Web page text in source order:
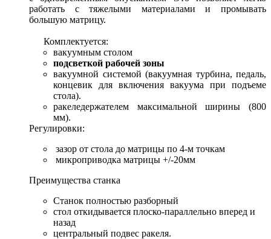
работать с тяжелыми материалами и промывать
большую матрицу.
Комплектуется:
вакуумным столом
подсветкой рабочей зоны
вакуумной системой (вакуумная турбина, педаль,
концевик для включения вакуума при подъеме
стола).
ракеледержателем максимальной ширины (800
мм).
Регулировки:
зазор от стола до матрицы по 4-м точкам
микроприводка матрицы +/-20мм
Преимущества станка
Станок полностью разборный
стол откидывается плоско-параллельно вперед и
назад
центральный подвес ракеля.